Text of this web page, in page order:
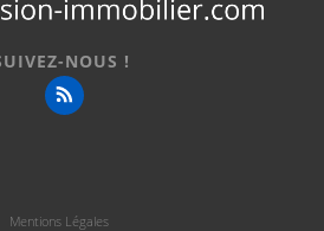
NOUS !
Mentions Légales